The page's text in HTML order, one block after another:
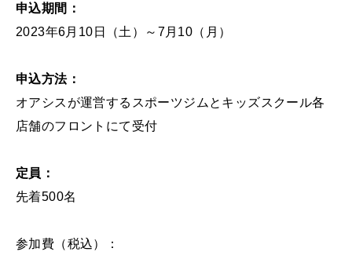
申込期間：
2023年6月10日（土）～7月10（月）
申込方法：
オアシスが運営するスポーツジムとキッズスクール各
店舗のフロントにて受付
定員：
先着500名
参加費（税込）：